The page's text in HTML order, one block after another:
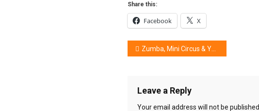
Share this:
Facebook X
Post
Zumba, Mini Circus & Yovie and Nuno, Bikin Partisipan Kesulitan Beranjak
Leave a Reply
Your email address will not be published.